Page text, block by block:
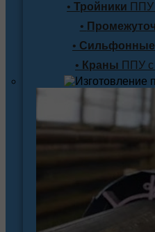
• Тройники ППУ
•
• Сильфонные
• Краны ППУ с